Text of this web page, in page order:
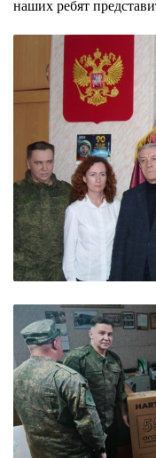
наших ребят